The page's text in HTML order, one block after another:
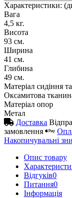
Характеристики:
Вага
4,5 кг.
Висота
93 см.
Ширина
41 см.
Глибина
49 см.
Матеріал сидіння
Оксамитова
Матеріал опор
Метал
Доставка
замовлення
Накопичувальні
Опис товару
Відгуків0
Питання0
Iнформація